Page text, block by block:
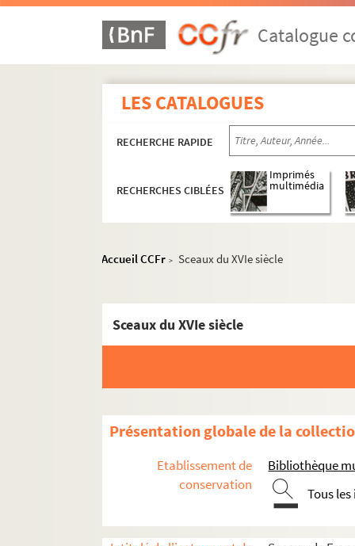
Catalogue
LES CATALOGUES
RECHERCHE RAPIDE
RECHERCHES CIBLÉES
Imprimés
multimédia
Accueil CCFr > Sceaux du XVIe siècle
Sceaux du XVIe siècle
Présentation globale de la
Etablissement de
conservation
Bibliothèque
Tous